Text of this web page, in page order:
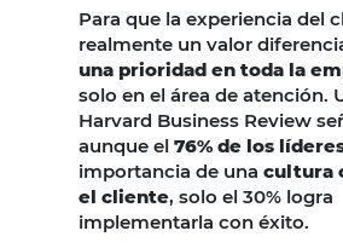
Para que la experiencia del
realmente un valor
una prioridad en toda la
solo en el área de atención.
Harvard Business Review
aunque el 76% de los
importancia de una cultura
el cliente, solo el 30% logra
implementarla con éxito.